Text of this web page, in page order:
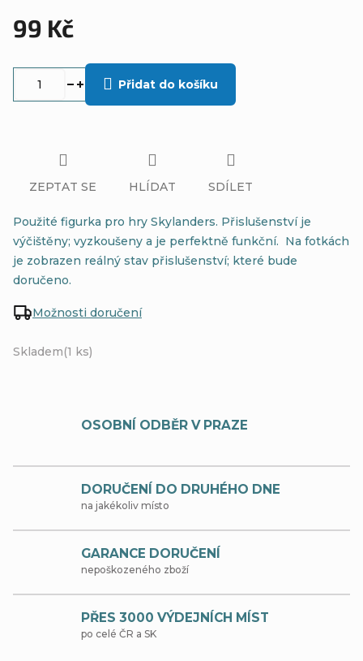
99 Kč
Skladem(1 ks)
Možnosti doručení
Přidat do košíku
Použité figurka pro hry Skylanders. Přislušenství je
výčištěny; vyzkoušeny a je perfektně funkční. Na fotkách
je zobrazen reálný stav přislušenství; které bude
doručeno.
ZEPTAT SE HLÍDAT SDÍLET
OSOBNÍ ODBĚR V PRAZE
DORUČENÍ DO DRUHÉHO DNE
na jakékoliv místo
GARANCE DORUČENÍ
nepoškozeného zboží
PŘES 3000 VÝDEJNÍCH MÍST
po celé ČR a SK